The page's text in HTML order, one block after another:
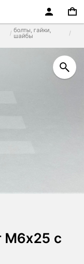
болты, гайки,
шайбы
М6х25 с